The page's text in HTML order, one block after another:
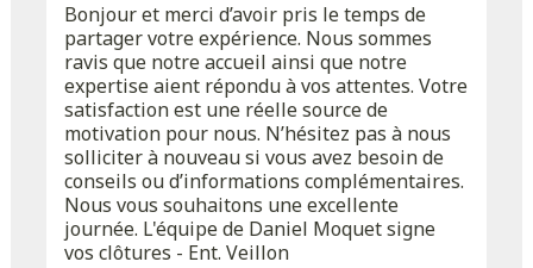
Bonjour et merci d’avoir pris le temps de
partager votre expérience. Nous sommes
ravis que notre accueil ainsi que notre
expertise aient répondu à vos attentes. Votre
satisfaction est une réelle source de
motivation pour nous. N’hésitez pas à nous
solliciter à nouveau si vous avez besoin de
conseils ou d’informations complémentaires.
Nous vous souhaitons une excellente
journée. L'équipe de Daniel Moquet signe
vos clôtures - Ent. Veillon